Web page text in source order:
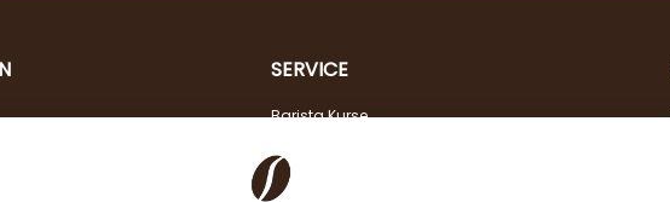
SERVICE
Barista Kurse
Verkostung